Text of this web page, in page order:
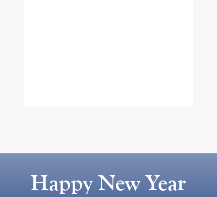
Happy New Year